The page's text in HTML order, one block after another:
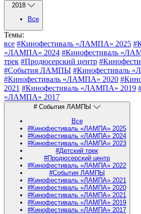
2018
Все
Темы:
все #Кинофестиваль «ЛАМПА» 2025
«ЛАМПА» 2024 #Кинофестиваль
трек #Продюсерский центр
#События ЛАМПЫ #Кинофестиваль
#Кинофестиваль «ЛАМПА» 2020
2021 #Кинофестиваль «ЛАМПА» 2019
«ЛАМПА» 2017
# События ЛАМПЫ
Все
#Кинофестиваль «ЛАМПА» 2025
#Кинофестиваль «ЛАМПА» 2024
#Кинофестиваль «ЛАМПА» 2023
#Детский трек
#Продюсерский центр
#Кинофестиваль «ЛАМПА» 2022
#События ЛАМПЫ
#Кинофестиваль «ЛАМПА» 2021
#Кинофестиваль «ЛАМПА» 2020
#Кинофестиваль «ЛАМПА» 2021
#Кинофестиваль «ЛАМПА» 2019
#Кинофестиваль «ЛАМПА» 2017